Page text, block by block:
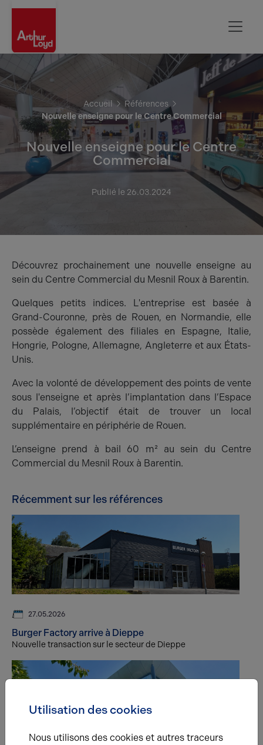
Rouen
Accueil
Références
Nouvelle enseigne pour le Centre Commercial
Nouvelle enseigne pour le Centre
Commercial
Publié le 26.03.2024
Découvrez prochainement une nouvelle enseigne au
sein du Centre Commercial du Mesnil Roux à Barentin.
Quelques petits indices. L'entreprise est basée à
Grand-Couronne, près de Rouen, en Normandie, elle
possède également des filiales en Espagne, Italie,
Hongrie, Pologne, Allemagne, Angleterre et aux États-
Unis.
Avec la volonté de développement des points de vente
sous l'enseigne et après l’implantation dans l’Espace
du Palais, l’objectif était de trouver un local
supplémentaire en périphérie de Rouen.
L’enseigne prend à bail 60 m² au sein du Centre
Commercial du Mesnil Roux à Barentin.
Récemment sur les références
27.05.2026
Burger Factory arrive à Dieppe
Nouvelle transaction sur le secteur de Dieppe
Utilisation des cookies
Nous utilisons des cookies et autres traceurs